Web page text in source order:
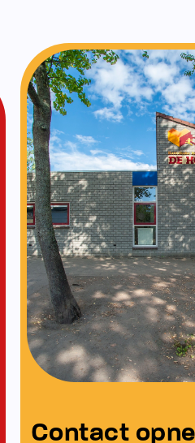
Contact
Neem contact op